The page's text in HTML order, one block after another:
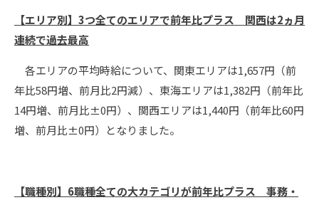
【エリア別】3つ全てのエリアで前年比プラス 関西は2ヵ月
連続で過去最高
各エリアの平均時給について、関東エリアは1,657円（前
年比58円増、前月比2円減）、東海エリアは1,382円（前年比
14円増、前月比±0円）、関西エリアは1,440円（前年比60円
増、前月比±0円）となりました。
【職種別】6職種全ての大カテゴリが前年比プラス 事務・